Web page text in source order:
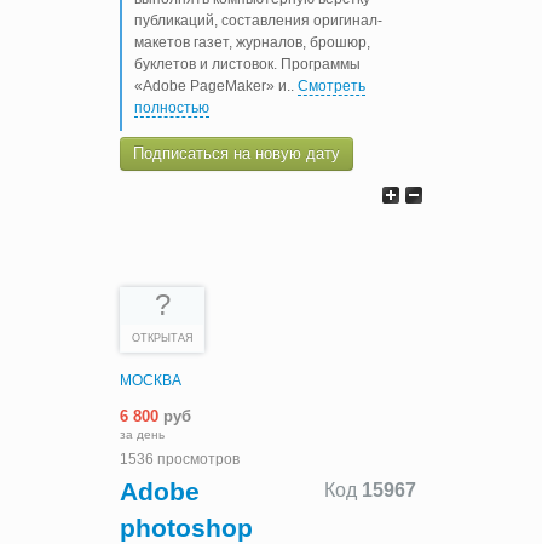
публикаций, составления оригинал-
макетов газет, журналов, брошюр,
буклетов и листовок. Программы
«Adobe PageMaker» и.. Смотреть
полностью
Подписаться на новую дату
?
ОТКРЫТАЯ
МОСКВА
6 800 руб
за день
1536 просмотров
Код 15967
Adobe
photoshop